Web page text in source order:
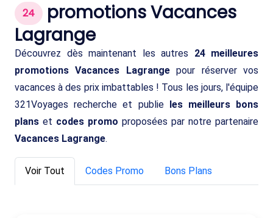
24
promotions Vacances
Lagrange
Découvrez dès maintenant les autres 24 meilleures
promotions Vacances Lagrangepour réserver vos
vacances à des prix imbattables ! Tous les jours, l'équipe
321Voyages recherche et publie
les meilleurs bons
plans et codes promo proposées par notre partenaire
Vacances Lagrange.
Voir Tout Codes Promo Bons Plans